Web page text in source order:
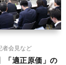
者会見など
「適正原価」の